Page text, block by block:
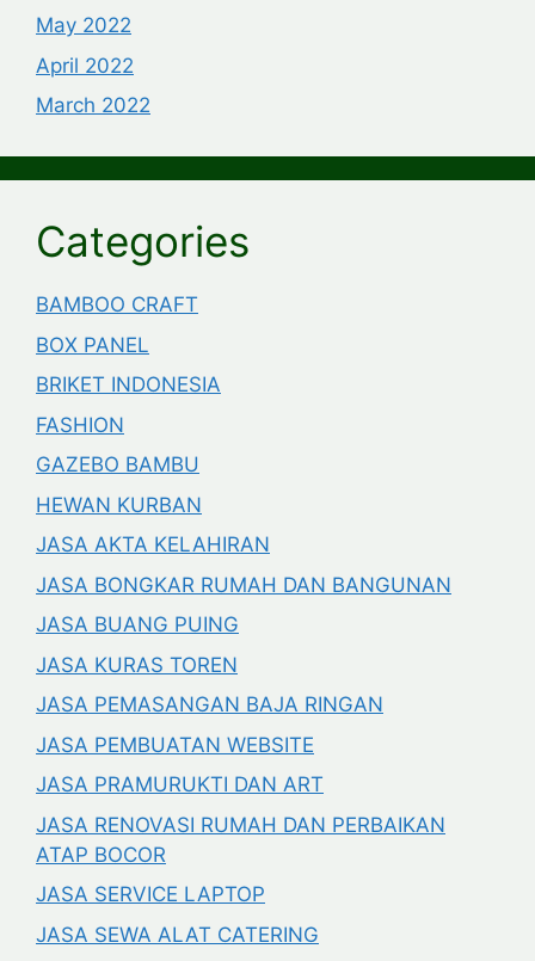
May 2022
April 2022
March 2022
Categories
BAMBOO CRAFT
BOX PANEL
BRIKET INDONESIA
FASHION
GAZEBO BAMBU
HEWAN KURBAN
JASA AKTA KELAHIRAN
JASA BONGKAR RUMAH DAN BANGUNAN
JASA BUANG PUING
JASA KURAS TOREN
JASA PEMASANGAN BAJA RINGAN
JASA PEMBUATAN WEBSITE
JASA PRAMURUKTI DAN ART
JASA RENOVASI RUMAH DAN PERBAIKAN
ATAP BOCOR
JASA SERVICE LAPTOP
JASA SEWA ALAT CATERING